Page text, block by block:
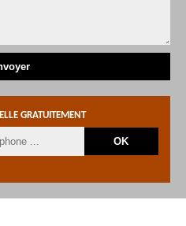
GRATUITEMENT